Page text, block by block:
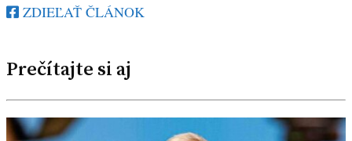
ZDIEĽAŤ ČLÁNOK
Prečítajte si aj